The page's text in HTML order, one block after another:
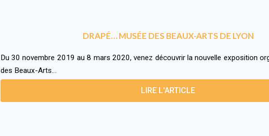
DRAPÉ… MUSÉE DES BEAUX-ARTS DE LYON
Du 30 novembre 2019 au 8 mars 2020, venez découvrir la nouvelle exposition
des Beaux-Arts…
LIRE L'ARTICLE